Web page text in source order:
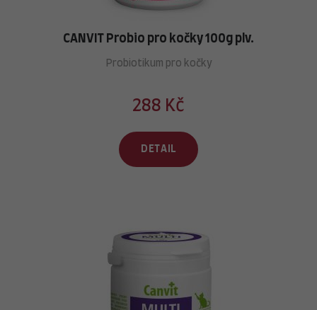
CANVIT Probio pro kočky 100g plv.
Probiotikum pro kočky
288 Kč
DETAIL